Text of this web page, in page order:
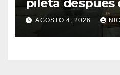
obra ya supera
cambia la
de estudiantes
AGOSTO 4, 2026